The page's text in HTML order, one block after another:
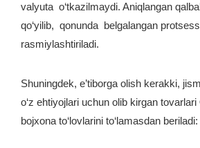
valyuta o‘tkazilmaydi. Aniqlangan
qo‘yilib, qonunda belgalangan
rasmiylashtiriladi.
Shuningdek, e’tiborga olish kerakki,
o‘z ehtiyojlari uchun olib kirgan tovarlari
bojxona to‘lovlarini to‘lamasdan beriladi: